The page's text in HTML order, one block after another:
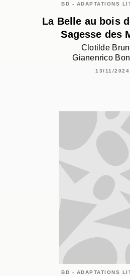
BD - ADAPTATIONS
La Belle au bois
Sagesse des
Clotilde
Gianenrico
13/11/2024
BD - ADAPTATIONS